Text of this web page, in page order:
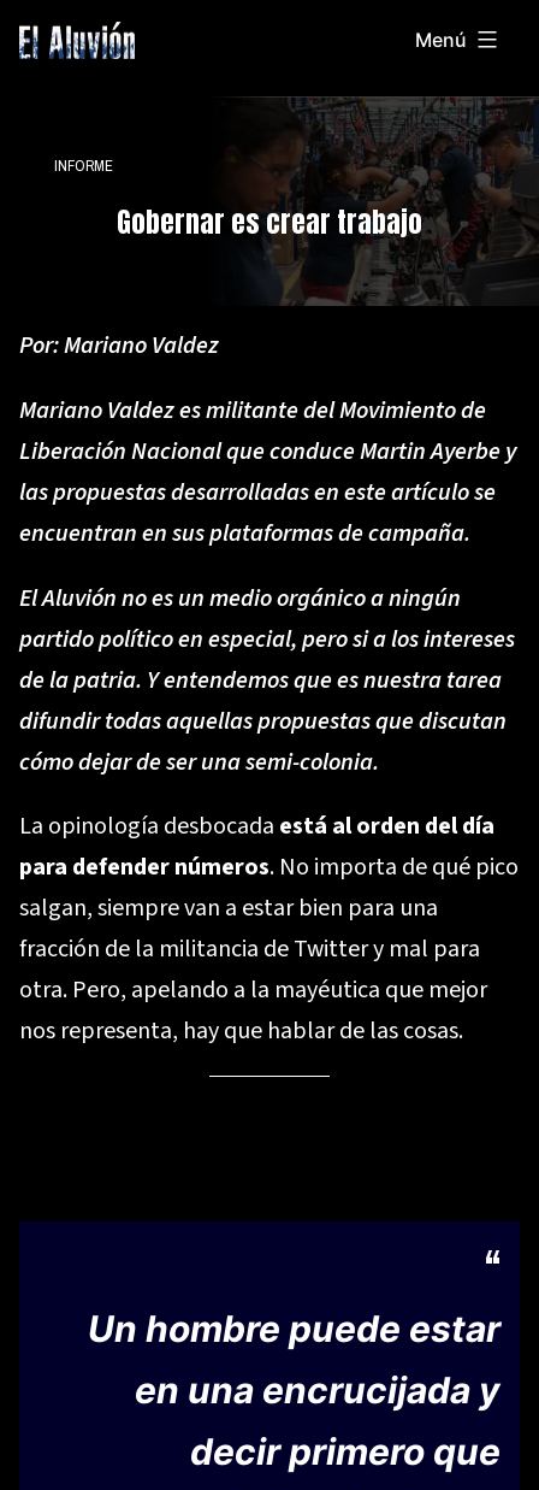
Saltar
El
Menú
INFORME
Gobernar es crear trabajo
Por:Mariano Valdez
Mariano Valdez es militante del Movimiento de
Liberación Nacional que conduce Martin Ayerbe y
las propuestas desarrolladas en este artículo se
encuentran en sus plataformas de campaña.
El Aluvión no es un medio orgánico a ningún
partido político en especial, pero si a los intereses
de la patria. Y entendemos que es nuestra tarea
difundir todas aquellas propuestas que discutan
cómo dejar de ser una semi-colonia.
La opinología desbocada está al orden del día
para defender números. No importa de qué pico
salgan, siempre van a estar bien para una
fracción de la militancia de Twitter y mal para
otra. Pero, apelando a la mayéutica que mejor
nos representa, hay que hablar de las cosas.
Un hombre puede estar
en una encrucijada y
decir primero que